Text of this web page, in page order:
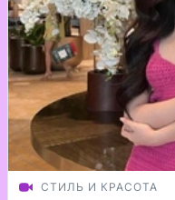
СТИЛЬ И КРАСОТА